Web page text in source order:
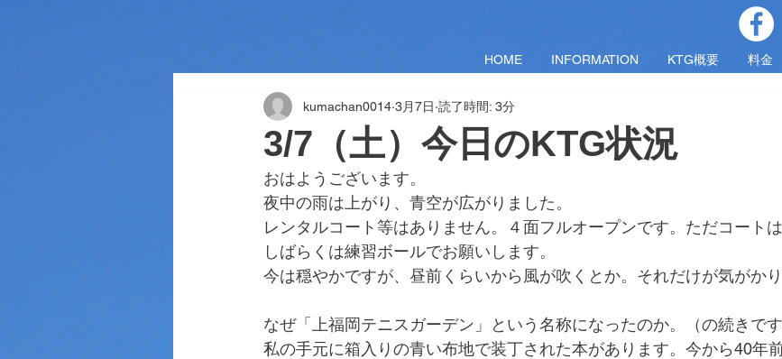
HOME INFORMATION KTG概要 料金
3/7（土）今日のKTG状況
kumachan0014 3月7日 読了時間: 3分
おはようございます。
夜中の雨は上がり、青空が広がりました。
レンタルコート等はありません。４面フルオープンです。ただコート
しばらくは練習ボールでお願いします。
今は穏やかですが、昼前くらいから風が吹くとか。それだけが気がかり
なぜ「上福岡テニスガーデン」という名称になったのか。（の続きです
私の手元に箱入りの青い布地で装丁された本があります。今から40年